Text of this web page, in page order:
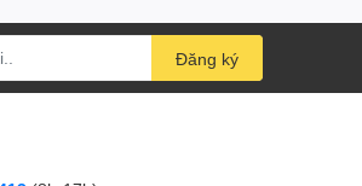
máy nén 7 năm
Đăng ký